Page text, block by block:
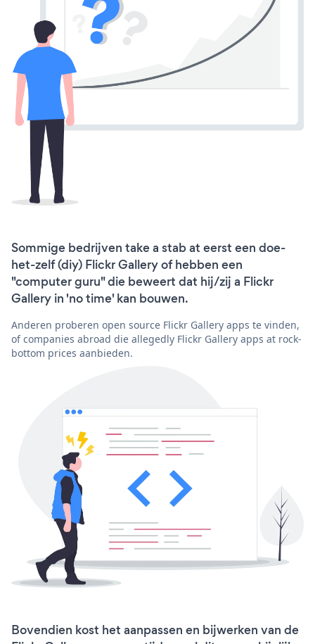
Sommige bedrijven take a stab at eerst een doe-
het-zelf (diy) Flickr Gallery of hebben een
"computer guru" die beweert dat hij/zij a Flickr
Gallery in 'no time' kan bouwen.
Anderen proberen open source Flickr Gallery apps te vinden,
of companies abroad die allegedly Flickr Gallery apps at rock-
bottom prices aanbieden.
Bovendien kost het aanpassen en bijwerken van de